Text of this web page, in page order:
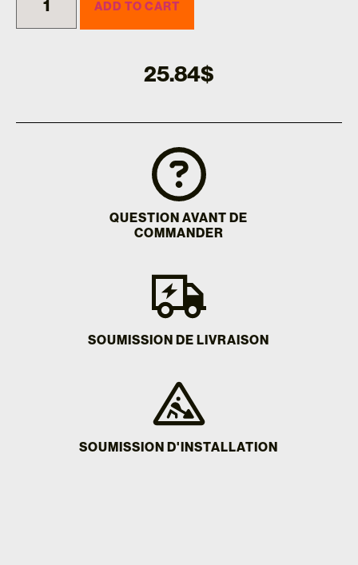
ADD TO CART
25.84$
QUESTION AVANT DE
COMMANDER
SOUMISSION DE LIVRAISON
SOUMISSION D'INSTALLATION